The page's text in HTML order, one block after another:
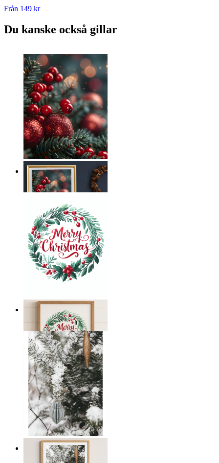
Från 149 kr
Du kanske också gillar
Jultrollbindning
Från 149 kr
Julhälsning i krans
149 kr
Vinterviskningar